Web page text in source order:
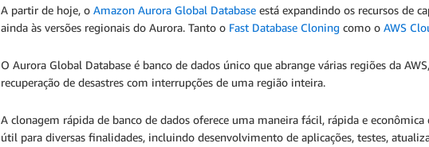
A partir de hoje, o Amazon Aurora Global Database está expandindo os recursos de
ainda às versões regionais do Aurora. Tanto o Fast Database Cloning como o AWS
O Aurora Global Database é banco de dados único que abrange várias regiões da
recuperação de desastres com interrupções de uma região inteira.
A clonagem rápida de banco de dados oferece uma maneira fácil, rápida e
útil para diversas finalidades, incluindo desenvolvimento de aplicações, testes,